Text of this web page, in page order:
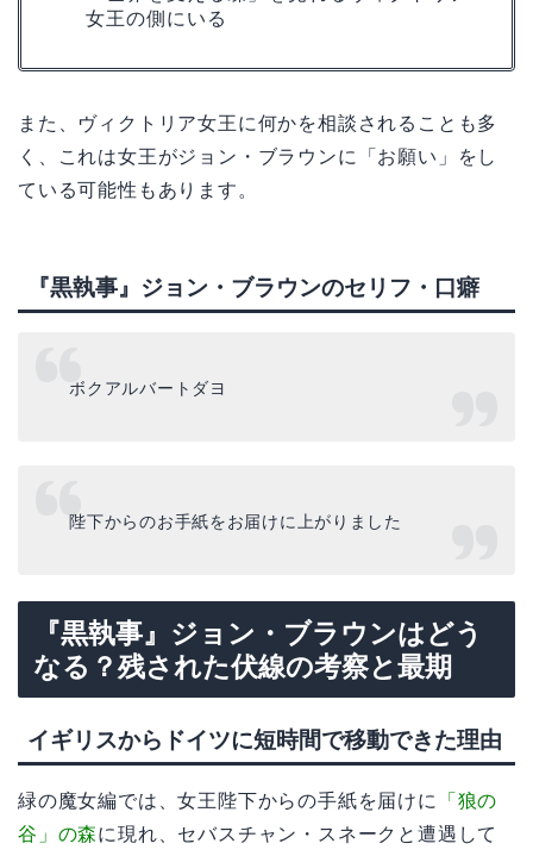
女王の側にいる
また、ヴィクトリア女王に何かを相談されることも多
く、これは女王がジョン・ブラウンに「お願い」をし
ている可能性もあります。
『黒執事』ジョン・ブラウンのセリフ・口癖
ボクアルバートダヨ
陛下からのお手紙をお届けに上がりました
『黒執事』ジョン・ブラウンはどう
なる？残された伏線の考察と最期
イギリスからドイツに短時間で移動できた理由
緑の魔女編では、女王陛下からの手紙を届けに
「狼の
谷」の森に現れ、セバスチャン・スネークと遭遇して